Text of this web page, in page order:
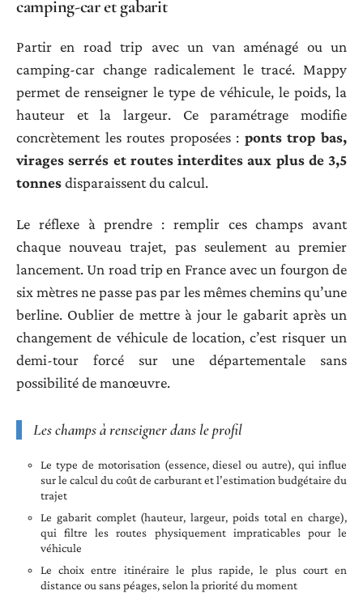
camping-car et gabarit
Partir en road trip avec un van aménagé ou un
camping-car change radicalement le tracé. Mappy
permet de renseigner le type de véhicule, le poids, la
hauteur et la largeur. Ce paramétrage modifie
concrètement les routes proposées : ponts trop bas,
virages serrés et routes interdites aux plus de 3,5
tonnesdisparaissent du calcul.
Le réflexe à prendre : remplir ces champs avant
chaque nouveau trajet, pas seulement au premier
lancement. Un road trip en France avec un fourgon de
six mètres ne passe pas par les mêmes chemins qu’une
berline. Oublier de mettre à jour le gabarit après un
changement de véhicule de location, c’est risquer un
demi-tour forcé sur une départementale sans
possibilité de manœuvre.
Les champs à renseigner dans le profil
Le type de motorisation (essence, diesel ou autre), qui influe
sur le calcul du coût de carburant et l’estimation budgétaire du
trajet
Le gabarit complet (hauteur, largeur, poids total en charge),
qui filtre les routes physiquement impraticables pour le
véhicule
Le choix entre itinéraire le plus rapide, le plus court en
distance ou sans péages, selon la priorité du moment